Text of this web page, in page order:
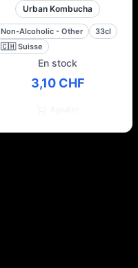
Urban Kombucha
Non-Alcoholic - Other
33cl
🇨🇭 Suisse
En stock
3,10 CHF